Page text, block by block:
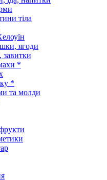
тіла
ягоди
завитки
*
*
та молди